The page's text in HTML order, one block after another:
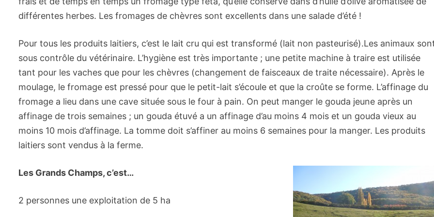
différentes herbes. Les fromages de chèvres sont excellents dans une salade d’été !
Pour tous les produits laitiers, c’est le lait cru qui est transformé (lait non pasteurisé).Les animaux
sous contrôle du vétérinaire. L’hygiène est très importante ; une petite machine à traire est utilisée
tant pour les vaches que pour les chèvres (changement de faisceaux de traite nécessaire). Après le
moulage, le fromage est pressé pour que le petit-lait s’écoule et que la croûte se forme. L’affinage du
fromage a lieu dans une cave située sous le four à pain. On peut manger le gouda jeune après un
affinage de trois semaines ; un gouda étuvé a un affinage d’au moins 4 mois et un gouda vieux au
moins 10 mois d’affinage. La tomme doit s’affiner au moins 6 semaines pour la manger. Les produits
laitiers sont vendus à la ferme.
Les Grands Champs, c’est…
2 personnes une exploitation de 5 ha